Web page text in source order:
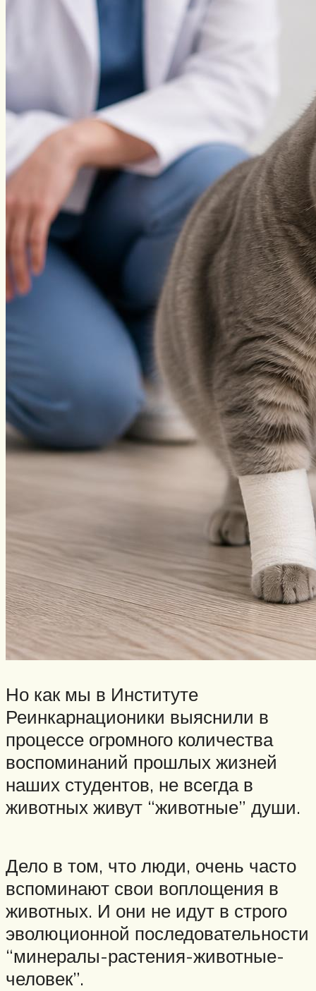
Но как мы в Институте
Реинкарнационики выяснили в
процессе огромного количества
воспоминаний прошлых жизней
наших студентов, не всегда в
животных живут “животные” души.
Дело в том, что люди, очень часто
вспоминают свои воплощения в
животных. И они не идут в строго
эволюционной последовательности
“минералы-растения-животные-
человек”.